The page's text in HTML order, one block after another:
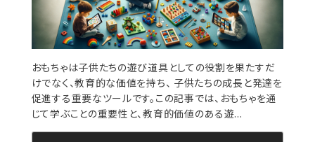
おもちゃは子供たちの遊び道具としての役割を果たすだ
けでなく、教育的な価値を持ち、 子供たちの成長と発達を
促進する重要なツールです。この記事では、おもちゃを通
じて学ぶことの重要性と、教育的価値のある遊...